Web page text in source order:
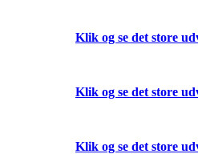
Klik og se det store
Klik og se det store
Klik og se det store